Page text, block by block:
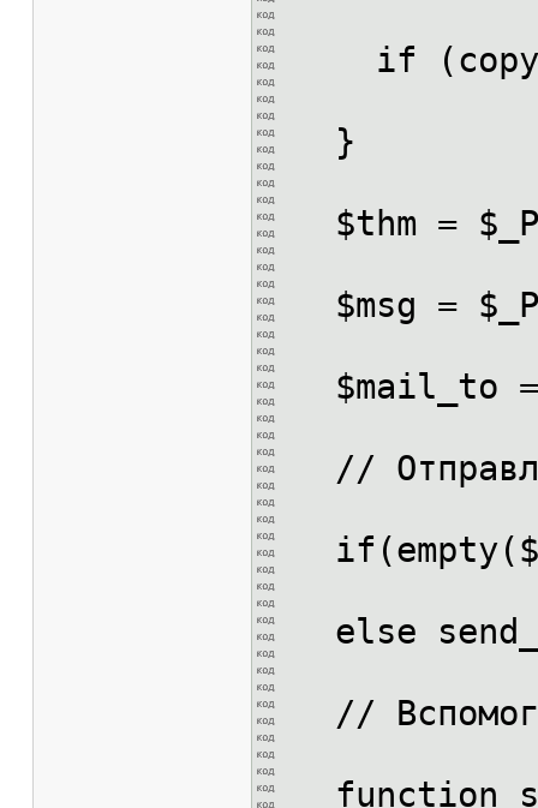
if
}
$thm =
$msg =
$mail_to
//
else
//
function